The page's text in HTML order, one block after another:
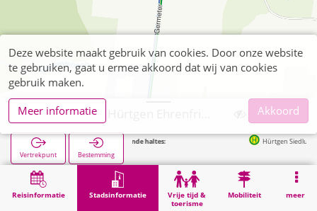
Reisinformatie Stadsinformatie
Vrije tijd &
toerisme
Mobiliteit meer
Vertrekpunt Bestemming
Volgende haltes: Hürtgen Siedlung in
Stadsinformatie Begraafplaatsen Hürtgenwald, Hürtgen Ehrenfriedhof
Deze website maakt gebruik van cookies. Door onze website
te gebruiken, gaat u ermee akkoord dat wij van cookies
gebruik maken.
Meer informatie
Akkoord